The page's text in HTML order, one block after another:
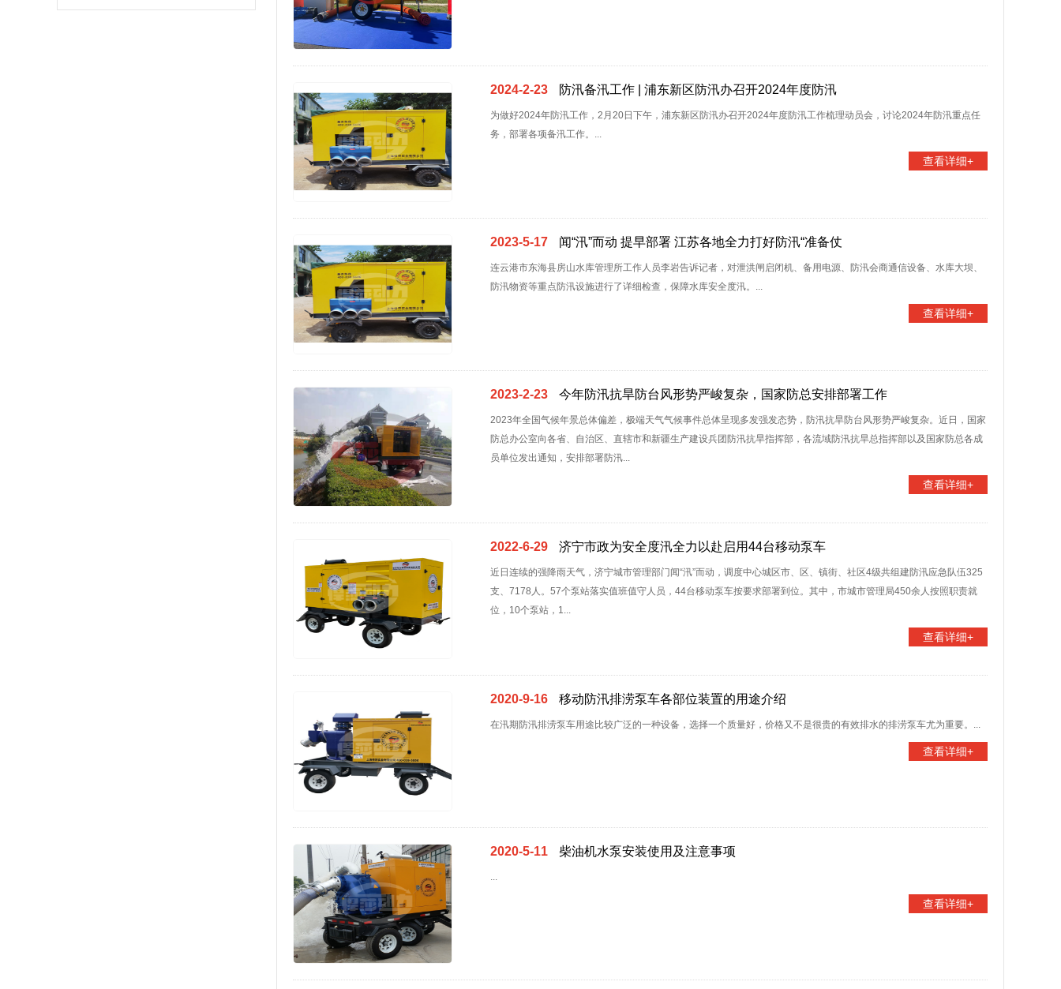
2024-2-23 防汛备汛工作 | 浦东新区防汛办召开2024年度防汛
为做好2024年防汛工作，2月20日下午，浦东新区防汛办召开2024年度防汛工作梳理动员会，讨论2024年防汛重点任
务，部署各项备汛工作。...
查看详细+
2023-5-17 闻“汛”而动 提早部署 江苏各地全力打好防汛“准备仗
连云港市东海县房山水库管理所工作人员李岩告诉记者，对泄洪闸启闭机、备用电源、防汛会商通信设备、水库大坝、
防汛物资等重点防汛设施进行了详细检查，保障水库安全度汛。...
查看详细+
2023-2-23 今年防汛抗旱防台风形势严峻复杂，国家防总安排部署工作
2023年全国气候年景总体偏差，极端天气气候事件总体呈现多发强发态势，防汛抗旱防台风形势严峻复杂。近日，国家
防总办公室向各省、自治区、直辖市和新疆生产建设兵团防汛抗旱指挥部，各流域防汛抗旱总指挥部以及国家防总各成
员单位发出通知，安排部署防汛...
查看详细+
2022-6-29 济宁市政为安全度汛全力以赴启用44台移动泵车
近日连续的强降雨天气，济宁城市管理部门闻“汛”而动，调度中心城区市、区、镇街、社区4级共组建防汛应急队伍325
支、7178人。57个泵站落实值班值守人员，44台移动泵车按要求部署到位。其中，市城市管理局450余人按照职责就
位，10个泵站，1...
查看详细+
2020-9-16 移动防汛排涝泵车各部位装置的用途介绍
在汛期防汛排涝泵车用途比较广泛的一种设备，选择一个质量好，价格又不是很贵的有效排水的排涝泵车尤为重要。...
查看详细+
2020-5-11 柴油机水泵安装使用及注意事项
...
查看详细+